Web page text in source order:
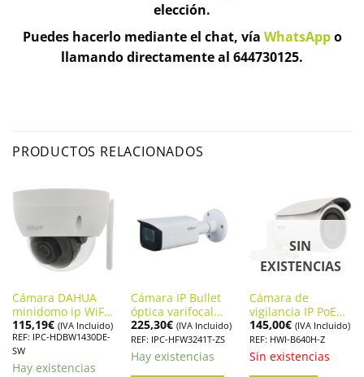
elección.
Puedes hacerlo mediante el chat, vía WhatsAppo
llamando directamente al 644730125.
PRODUCTOS RELACIONADOS
Cámara DAHUA
minidomo ip WiFi
de 4 megapíxeles.
IPC-HDBW1430DE-
SW
115,19€ (IVA Incluido)
REF: IPC-HDBW1430DE-
SW
Hay existencias
Cámara IP Bullet
óptica varifocal
motorizada
DAHUA. IPC-
HFW3241T-ZS
225,30€ (IVA Incluido)
REF: IPC-HFW3241T-ZS
Hay existencias
SIN
EXISTENCIAS
Cámara de
vigilancia IP PoE
con zoom
motorizado,
Hikvision HWI-
145,00€ (IVA Incluido)
REF: HWI-B640H-Z
Sin existencias